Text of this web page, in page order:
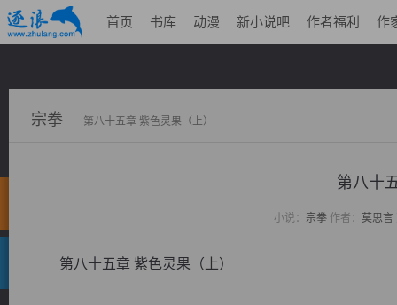
首页 书库 动漫 新小说吧 作者福利 作
宗拳 第八十五章 紫色灵果（上）
第八十
小说： 宗拳作者： 莫思言
第八十五章 紫色灵果（上）